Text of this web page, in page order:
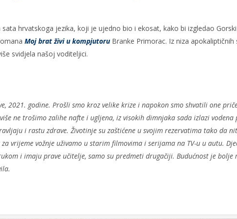
hrvatskoga jezika, koji je ujedno bio i ekosat, kako bi izgledao
Moj brat živi u kompjutoruBranke Primorac. Iz niza apokaliptičnih
svidjela našoj voditeljici.
2021. godine. Prošli smo kroz velike krize i napokon smo shvatili one
ne trošimo zalihe nafte i ugljena, iz visokih dimnjaka sada izlazi vodena
i rastu zdrave. Životinje su zaštićene u svojim rezervatima tako da
vrijeme vožnje uživamo u starim filmovima i serijama na TV-u u autu.
i imaju prave učitelje, samo su predmeti drugačiji. Budućnost je bolje